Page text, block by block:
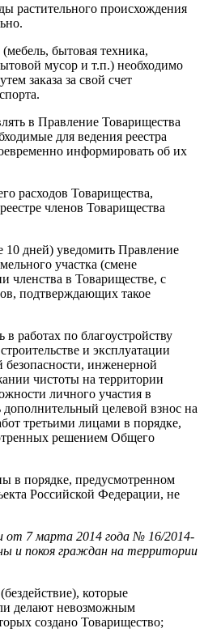
растительного происхождения
бытовая техника,
мусор и т.п.) необходимо
заказа за свой счет
в Правление Товарищества
для ведения реестра
информировать об их
расходов Товарищества,
членов Товарищества
10 дней) уведомить Правление
участка (смене
членства в Товариществе, с
подтверждающих такое
работах по благоустройству
и эксплуатации
инженерной
чистоты на территории
личного участия в
дополнительный целевой взнос на
третьими лицами в порядке,
решением Общего
в порядке, предусмотренном
Российской Федерации, не
от 7 марта 2014 года № 16/2014-
и покоя граждан на территории
которые
делают невозможным
создано Товарищество;